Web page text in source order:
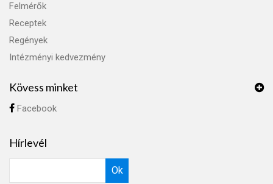
Felmérők
Receptek
Regények
Intézményi kedvezmény
Kövess minket
Facebook
Hírlevél
Ok